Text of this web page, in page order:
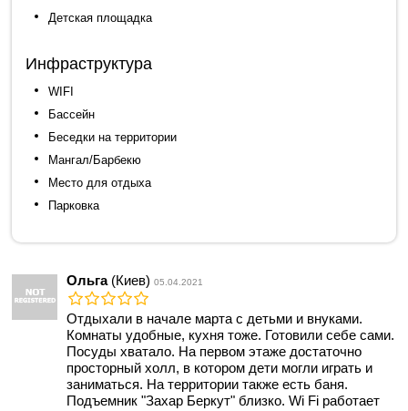
Детская площадка
Инфраструктура
WIFI
Бассейн
Беседки на территории
Мангал/Барбекю
Место для отдыха
Парковка
Ольга(Киев)05.04.2021
Отдыхали в начале марта с детьми и внуками.
Комнаты удобные, кухня тоже. Готовили себе сами.
Посуды хватало. На первом этаже достаточно
просторный холл, в котором дети могли играть и
заниматься. На территории также есть баня.
Подъемник "Захар Беркут" близко. Wi Fi работает